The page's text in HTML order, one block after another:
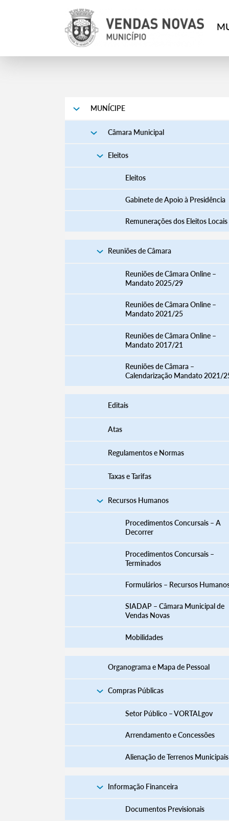
MUNÍCIPE
Câmara Municipal
Eleitos
Eleitos
Gabinete de Apoio à Presidência
Remunerações dos Eleitos Locais
Reuniões de Câmara
Reuniões de Câmara Online –
Mandato 2025/29
Reuniões de Câmara Online –
Mandato 2021/25
Reuniões de Câmara Online –
Mandato 2017/21
Reuniões de Câmara –
Calendarização Mandato 2021/
Editais
Atas
Regulamentos e Normas
Taxas e Tarifas
Recursos Humanos
Procedimentos Concursais – A
Decorrer
Procedimentos Concursais –
Terminados
​​​​​​​​​​​​​​​​​​​​​​​​​​​​​​​​​​​​​​​​​Formulários – Recursos
SIADAP – Câmara Municipal de
Vendas Novas
Mobilidades
Organograma e Mapa de Pessoal
Compras Públicas
Setor Público – VORTALgov
Arrendamento e Concessões
Alienação de Terrenos Municipais
Informação Financeira
Documentos Previsionais